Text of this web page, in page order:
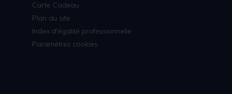
Carte Cadeau
Plan du site
Index d'égalité professionnelle
Paramètres cookies